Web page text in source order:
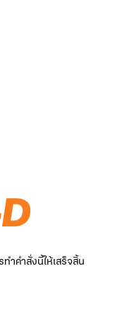
ำคำสั่งนี้ให้เสร็จสิ้น